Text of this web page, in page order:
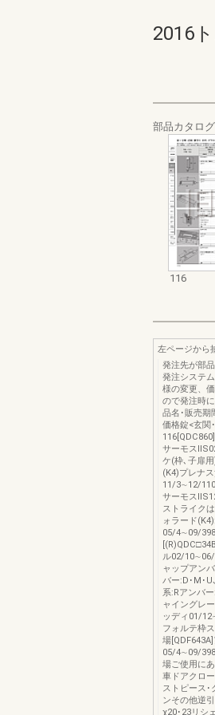
2016
部品カタログ
116
左ページから
発注先が部
発注システ
様の変更、
ので発注時
品名･販売期
価格錠<玄関
サーモス
ケ(枠､子扉
(K4)プレナ
11/3∼12/
サーモス
ストライク
ォラード
05/4∼09/
ル02/
ャップアン
バー:D･M･U
系:Rアンバ
ャイングレ
ッディ01/
フォルテ枠
場
05/4∼09/
場ご使用に
車ドアクロ
ストピース･
ンその他逆
χ20･23リシ